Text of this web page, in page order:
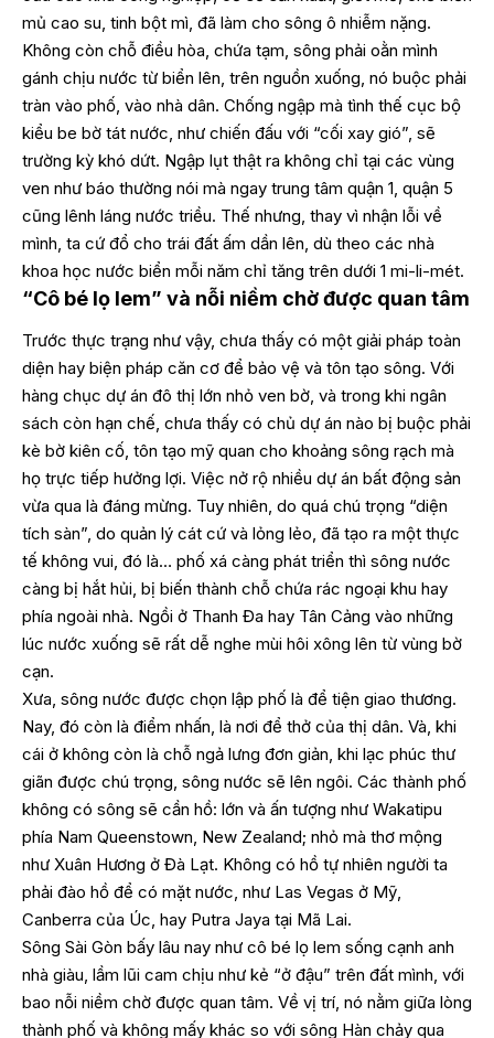
mủ cao su, tinh bột mì, đã làm cho sông ô nhiễm nặng.
Không còn chỗ điều hòa, chứa tạm, sông phải oằn mình
gánh chịu nước từ biển lên, trên nguồn xuống, nó buộc phải
tràn vào phố, vào nhà dân. Chống ngập mà tình thế cục bộ
kiểu be bờ tát nước, như chiến đấu với “cối xay gió”, sẽ
trường kỳ khó dứt. Ngập lụt thật ra không chỉ tại các vùng
ven như báo thường nói mà ngay trung tâm quận 1, quận 5
cũng lênh láng nước triều. Thế nhưng, thay vì nhận lỗi về
mình, ta cứ đổ cho trái đất ấm dần lên, dù theo các nhà
khoa học nước biển mỗi năm chỉ tăng trên dưới 1 mi-li-mét.
“Cô bé lọ lem” và nỗi niềm chờ được quan tâm
Trước thực trạng như vậy, chưa thấy có một giải pháp toàn
diện hay biện pháp căn cơ để bảo vệ và tôn tạo sông. Với
hàng chục dự án đô thị lớn nhỏ ven bờ, và trong khi ngân
sách còn hạn chế, chưa thấy có chủ dự án nào bị buộc phải
kè bờ kiên cố, tôn tạo mỹ quan cho khoảng sông rạch mà
họ trực tiếp hưởng lợi. Việc nở rộ nhiều dự án bất động sản
vừa qua là đáng mừng. Tuy nhiên, do quá chú trọng “diện
tích sàn”, do quản lý cát cứ và lỏng lẻo, đã tạo ra một thực
tế không vui, đó là… phố xá càng phát triển thì sông nước
càng bị hắt hủi, bị biến thành chỗ chứa rác ngoại khu hay
phía ngoài nhà. Ngồi ở Thanh Đa hay Tân Cảng vào những
lúc nước xuống sẽ rất dễ nghe mùi hôi xông lên từ vùng bờ
cạn.
Xưa, sông nước được chọn lập phố là để tiện giao thương.
Nay, đó còn là điểm nhấn, là nơi để thở của thị dân. Và, khi
cái ở không còn là chỗ ngả lưng đơn giản, khi lạc phúc thư
giãn được chú trọng, sông nước sẽ lên ngôi. Các thành phố
không có sông sẽ cần hồ: lớn và ấn tượng như Wakatipu
phía Nam Queenstown, New Zealand; nhỏ mà thơ mộng
như Xuân Hương ở Đà Lạt. Không có hồ tự nhiên người ta
phải đào hồ để có mặt nước, như Las Vegas ở Mỹ,
Canberra của Úc, hay Putra Jaya tại Mã Lai.
Sông Sài Gòn bấy lâu nay như cô bé lọ lem sống cạnh anh
nhà giàu, lầm lũi cam chịu như kẻ “ở đậu” trên đất mình, với
bao nỗi niềm chờ được quan tâm. Về vị trí, nó nằm giữa lòng
thành phố và không mấy khác so với sông Hàn chảy qua